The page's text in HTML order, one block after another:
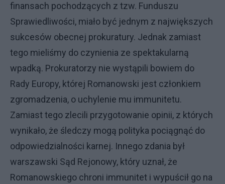
finansach pochodzących z tzw. Funduszu
Sprawiedliwości, miało być jednym z największych
sukcesów obecnej prokuratury. Jednak zamiast
tego mieliśmy do czynienia ze spektakularną
wpadką. Prokuratorzy nie wystąpili bowiem do
Rady Europy, której Romanowski jest członkiem
zgromadzenia, o uchylenie mu immunitetu.
Zamiast tego zlecili przygotowanie opinii, z których
wynikało, że śledczy mogą polityka pociągnąć do
odpowiedzialności karnej. Innego zdania był
warszawski Sąd Rejonowy, który uznał, że
Romanowskiego chroni immunitet i wypuścił go na